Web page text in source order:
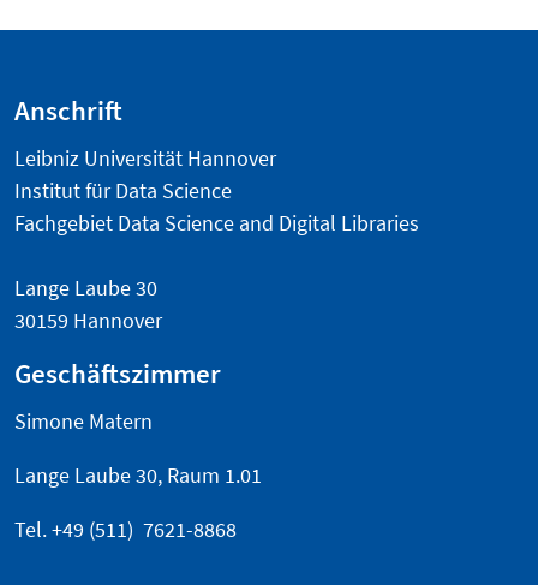
Anschrift
Leibniz Universität Hannover
Institut für Data Science
Fachgebiet Data Science and Digital Libraries
Lange Laube 30
30159 Hannover
Geschäftszimmer
Simone Matern
Lange Laube 30, Raum 1.01
Tel. +49 (511) 7621-8868